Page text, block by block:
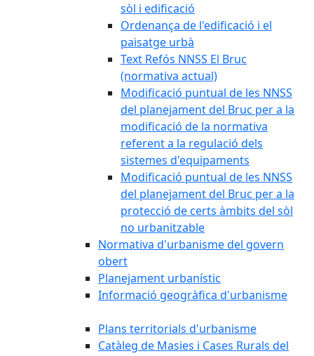
sòl i edificació
Ordenança de l'edificació i el
paisatge urbà
Text Refós NNSS El Bruc
(normativa actual)
Modificació puntual de les NNSS
del planejament del Bruc per a la
modificació de la normativa
referent a la regulació dels
sistemes d'equipaments
Modificació puntual de les NNSS
del planejament del Bruc per a la
protecció de certs àmbits del sòl
no urbanitzable
Normativa d'urbanisme del govern
obert
Planejament urbanístic
Informació geogràfica d'urbanisme
Plans territorials d'urbanisme
Catàleg de Masies i Cases Rurals del